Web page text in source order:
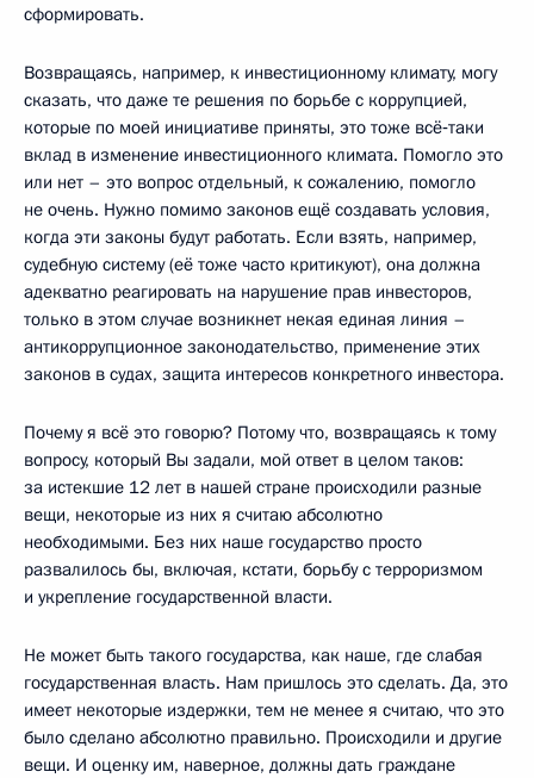
сформировать.
Возвращаясь, например, к инвестиционному климату, могу
сказать, что даже те решения по борьбе с коррупцией,
которые по моей инициативе приняты, это тоже всё‑таки
вклад в изменение инвестиционного климата. Помогло это
или нет – это вопрос отдельный, к сожалению, помогло
не очень. Нужно помимо законов ещё создавать условия,
когда эти законы будут работать. Если взять, например,
судебную систему (её тоже часто критикуют), она должна
адекватно реагировать на нарушение прав инвесторов,
только в этом случае возникнет некая единая линия –
антикоррупционное законодательство, применение этих
законов в судах, защита интересов конкретного инвестора.
Почему я всё это говорю? Потому что, возвращаясь к тому
вопросу, который Вы задали, мой ответ в целом таков:
за истекшие 12 лет в нашей стране происходили разные
вещи, некоторые из них я считаю абсолютно
необходимыми. Без них наше государство просто
развалилось бы, включая, кстати, борьбу с терроризмом
и укрепление государственной власти.
Не может быть такого государства, как наше, где слабая
государственная власть. Нам пришлось это сделать. Да, это
имеет некоторые издержки, тем не менее я считаю, что это
было сделано абсолютно правильно. Происходили и другие
вещи. И оценку им, наверное, должны дать граждане